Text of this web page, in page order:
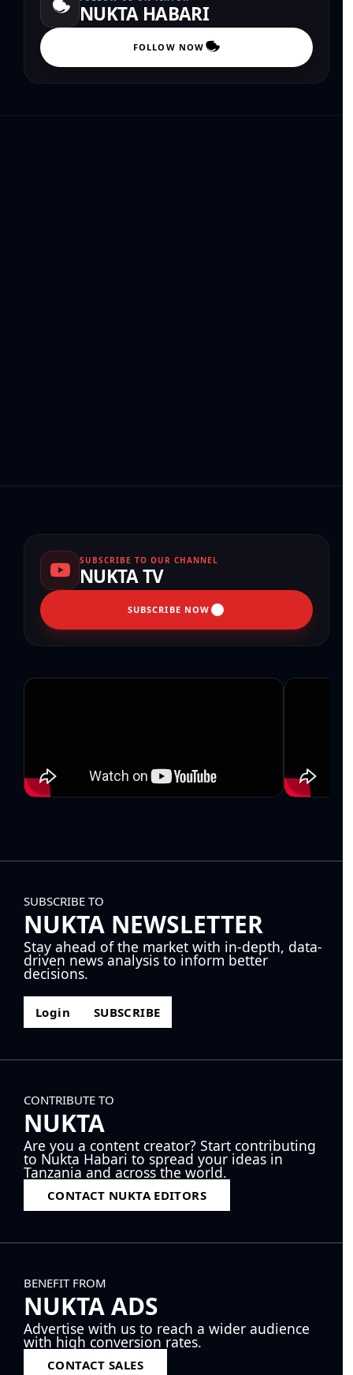
NUKTA HABARI
FOLLOW NOW
SUBSCRIBE TO OUR CHANNEL
NUKTA TV
SUBSCRIBE NOW
SUBSCRIBE TO
NUKTA NEWSLETTER
Stay ahead of the market with in-depth, data-
driven news analysis to inform better
decisions.
Login SUBSCRIBE
CONTRIBUTE TO
NUKTA
Are you a content creator? Start contributing
to Nukta Habari to spread your ideas in
Tanzania and across the world.
CONTACT NUKTA EDITORS
BENEFIT FROM
NUKTA ADS
Advertise with us to reach a wider audience
with high conversion rates.
CONTACT SALES